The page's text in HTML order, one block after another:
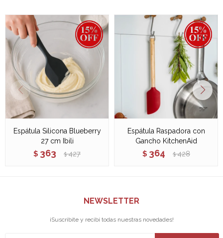
Espátula Silicona Blueberry
27 cm Ibili
$ 363 $ 427
Espátula Raspadora con
Gancho KitchenAid
$ 364 $ 428
NEWSLETTER
¡Suscribite y recibí todas nuestras novedades!